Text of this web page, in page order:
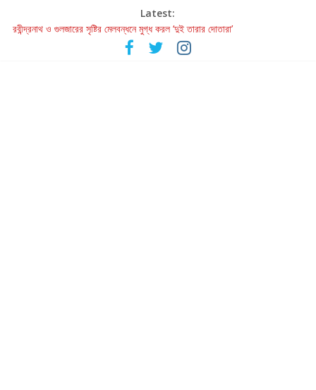
Latest:
রবীন্দ্রনাথ ও গুলজারের সৃষ্টির মেলবন্ধনে মুগ্ধ করল ‘দুই তারার দোতারা’
কলের গান থেকে রীলস্ — বাঙালির গান শোনার বিবর্তনের গল্প
জগন্নাথমঙ্গলম্ — বাংলায় প্রথমবার মঞ্চে এবার রথযাত্রার উদযাপন